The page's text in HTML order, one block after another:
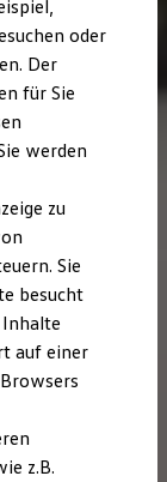
oder
Der
für Sie
werden
zu
Sie
besucht
auf einer
z.B.